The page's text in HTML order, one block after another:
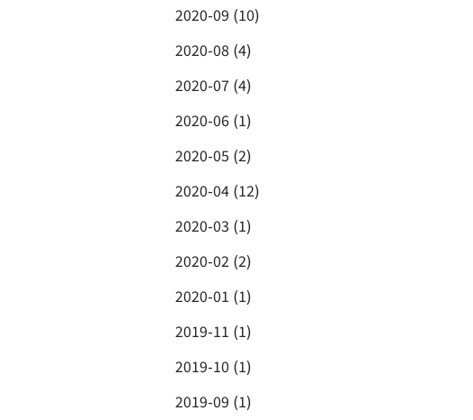
2020-09 (10)
2020-08 (4)
2020-07 (4)
2020-06 (1)
2020-05 (2)
2020-04 (12)
2020-03 (1)
2020-02 (2)
2020-01 (1)
2019-11 (1)
2019-10 (1)
2019-09 (1)